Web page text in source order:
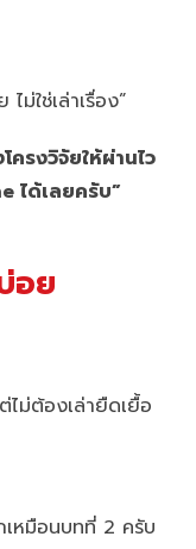
ม่ใช่เล่าเรื่อง”
รงวิจัยให้ผ่านไว
ได้เลยครับ”
อย
ม่ต้องเล่ายืดเยื้อ
เหมือนบทที่ 2 ครับ